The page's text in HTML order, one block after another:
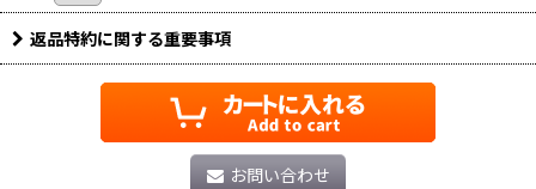
返品特約に関する重要事項
お問い合わせ